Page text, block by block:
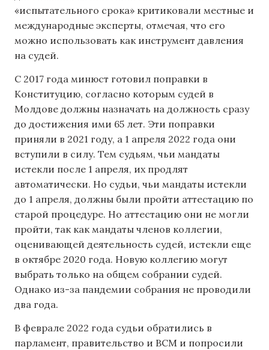
«испытательного срока» критиковали местные и
международные эксперты, отмечая, что его
можно использовать как инструмент давления
на судей.
С 2017 года минюст готовил поправки в
Конституцию, согласно которым судей в
Молдове должны назначать на должность сразу
до достижения ими 65 лет. Эти поправки
приняли в 2021 году, а 1 апреля 2022 года они
вступили в силу. Тем судьям, чьи мандаты
истекли после 1 апреля, их продлят
автоматически. Но судьи, чьи мандаты истекли
до 1 апреля, должны были пройти аттестацию по
старой процедуре. Но аттестацию они не могли
пройти, так как мандаты членов коллегии,
оценивающей деятельность судей, истекли еще
в октябре 2020 года. Новую коллегию могут
выбрать только на общем собрании судей.
Однако из-за пандемии собрания не проводили
два года.
В феврале 2022 года судьи обратились в
парламент, правительство и ВСМ и попросили